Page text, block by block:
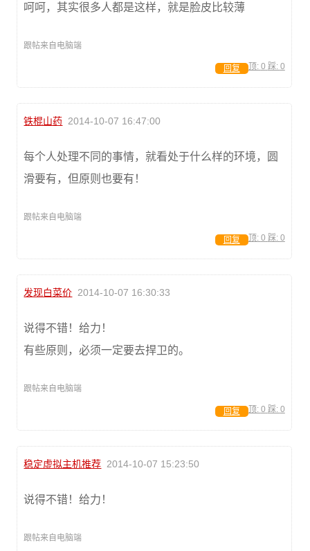
呵呵，其实很多人都是这样，就是脸皮比较薄
跟帖来自电脑端
顶: 0 踩: 0
回复
铁棍山药 2014-10-07 16:47:00
每个人处理不同的事情，就看处于什么样的环境，圆
滑要有，但原则也要有！
跟帖来自电脑端
顶: 0 踩: 0
回复
发现白菜价 2014-10-07 16:30:33
说得不错！给力！
有些原则，必须一定要去捍卫的。
跟帖来自电脑端
顶: 0 踩: 0
回复
稳定虚拟主机推荐 2014-10-07 15:23:50
说得不错！给力！
跟帖来自电脑端